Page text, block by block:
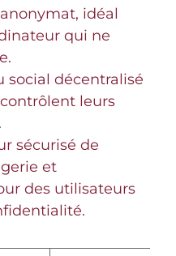
idéal
qui ne
social décentralisé
leurs
sécurisé de
et
des utilisateurs